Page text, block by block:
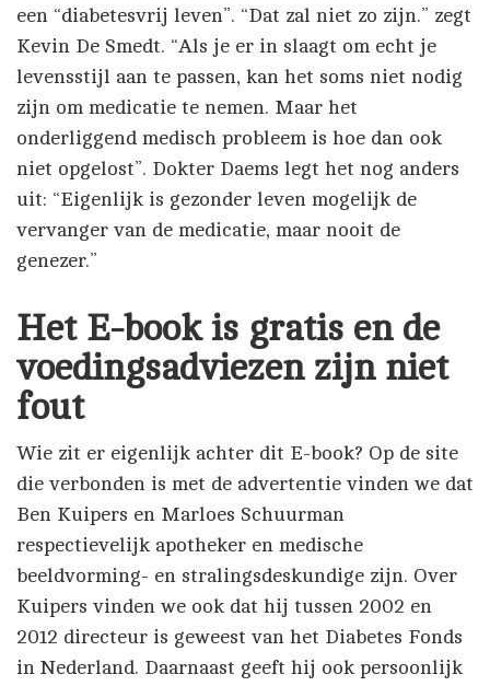
een “diabetesvrij leven”. “Dat zal niet zo zijn.” zegt
Kevin De Smedt. “Als je er in slaagt om echt je
levensstijl aan te passen, kan het soms niet nodig
zijn om medicatie te nemen. Maar het
onderliggend medisch probleem is hoe dan ook
niet opgelost”. Dokter Daems legt het nog anders
uit: “Eigenlijk is gezonder leven mogelijk de
vervanger van de medicatie, maar nooit de
genezer.”
Het E-book is gratis en de
voedingsadviezen zijn niet
fout
Wie zit er eigenlijk achter dit E-book? Op de site
die verbonden is met de advertentie vinden we dat
Ben Kuipers en Marloes Schuurman
respectievelijk apotheker en medische
beeldvorming- en stralingsdeskundige zijn. Over
Kuipers vinden we ook dat hij tussen 2002 en
2012 directeur is geweest van het Diabetes Fonds
in Nederland. Daarnaast geeft hij ook persoonlijk